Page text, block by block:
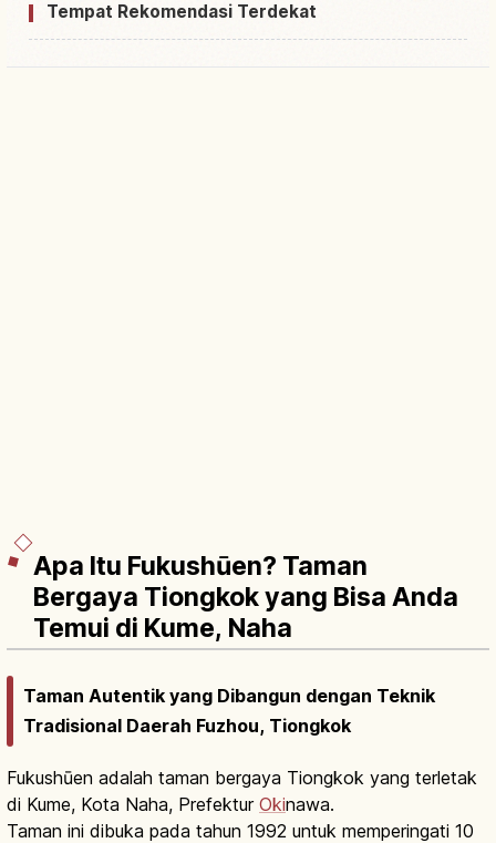
Tempat Rekomendasi Terdekat
Apa Itu Fukushūen? Taman
Bergaya Tiongkok yang Bisa Anda
Temui di Kume, Naha
Taman Autentik yang Dibangun dengan Teknik
Tradisional Daerah Fuzhou, Tiongkok
Fukushūen adalah taman bergaya Tiongkok yang terletak
di Kume, Kota Naha, Prefektur Okinawa.
Taman ini dibuka pada tahun 1992 untuk memperingati 10